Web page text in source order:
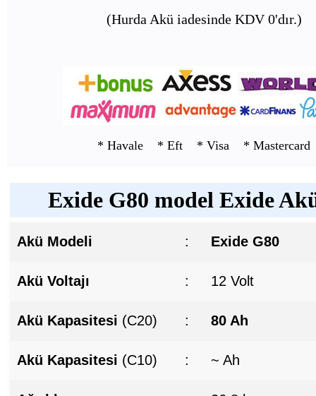
(Hurda Akü iadesinde KDV 0'dır.)
* Havale * Eft * Visa * Mastercard
Exide G80 model Exide
Akü Modeli : Exide G80
Akü Voltajı : 12 Volt
Akü Kapasitesi (C20) : 80 Ah
Akü Kapasitesi (C10) : ~ Ah